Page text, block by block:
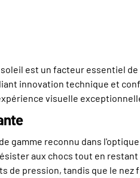
est un facteur essentiel
innovation technique et
visuelle
gamme reconnu dans
aux chocs tout en
pression, tandis que le